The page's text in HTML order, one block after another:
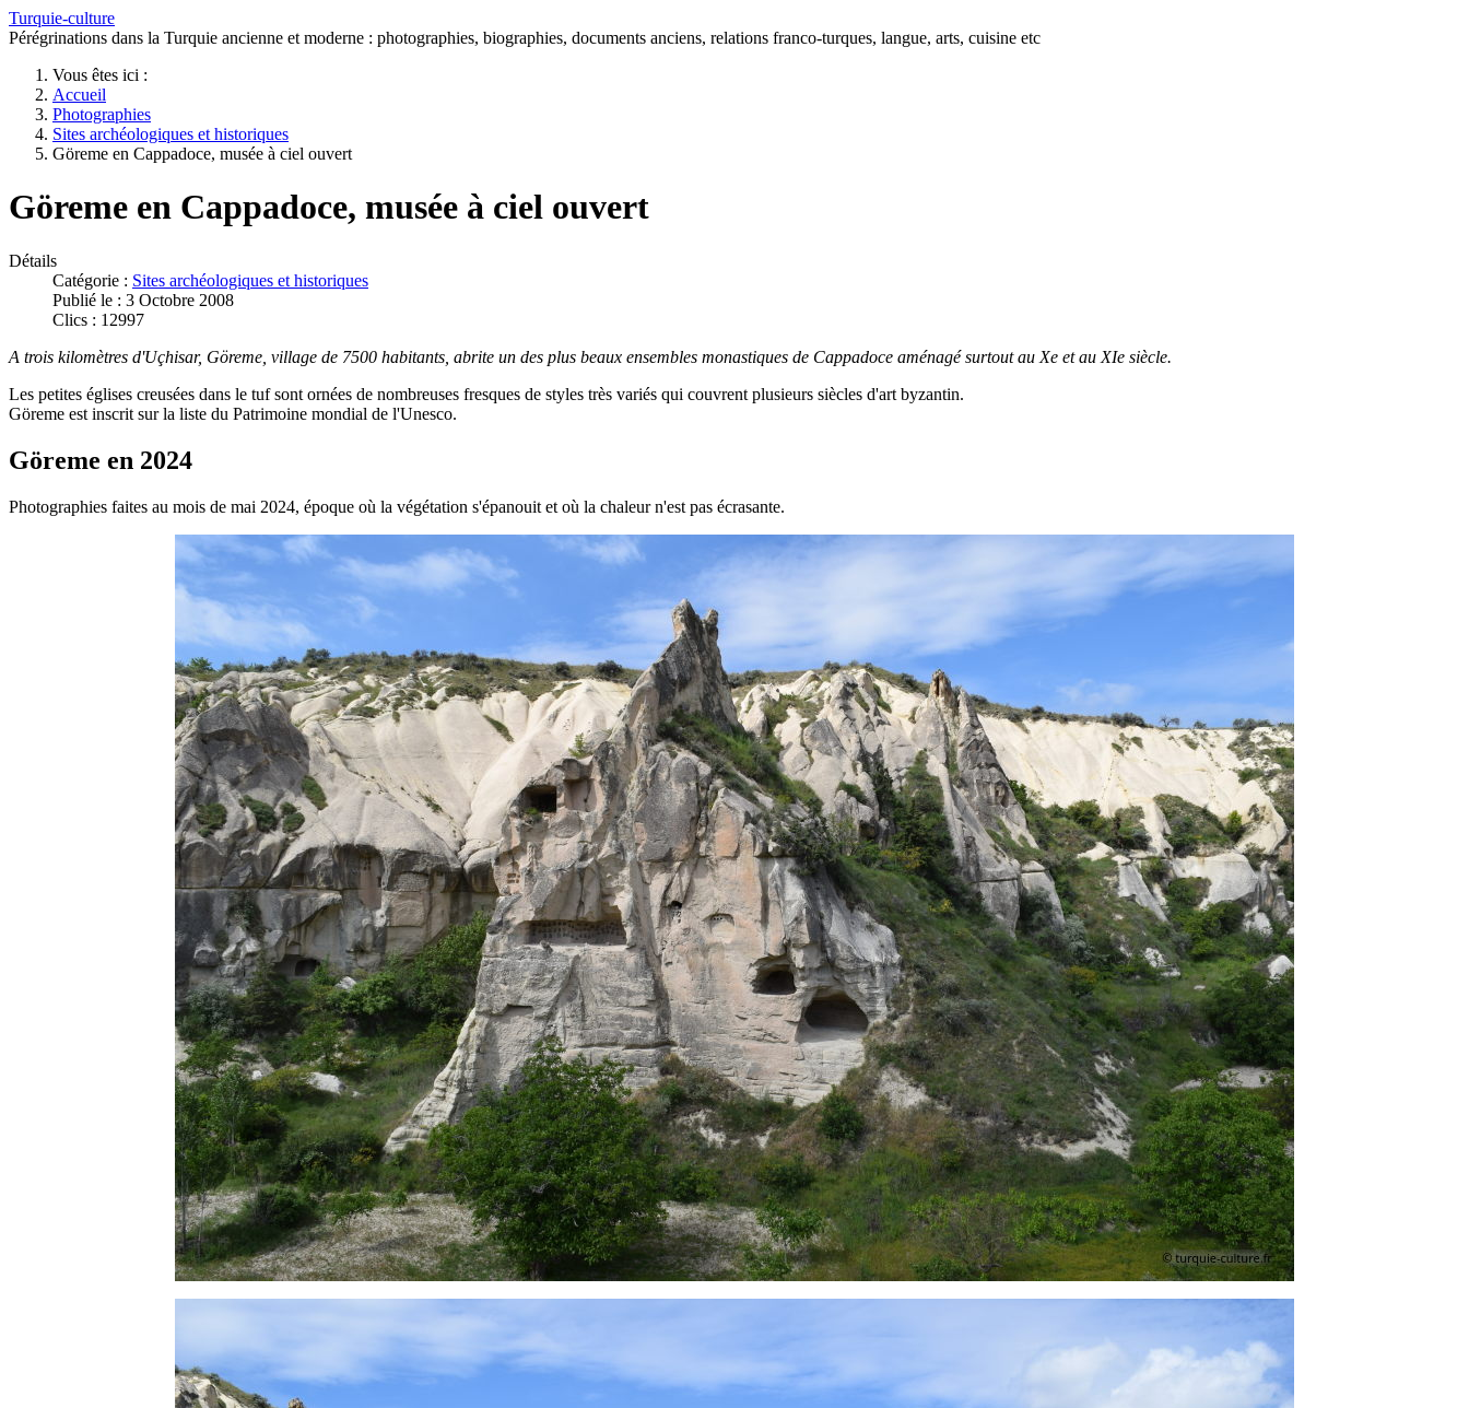
Turquie-culture
Pérégrinations dans la Turquie ancienne et moderne : photographies, biographies, documents anciens, relations franco-turques, langue, arts, cuisine etc
Vous êtes ici :
Accueil
Photographies
Sites archéologiques et historiques
Göreme en Cappadoce, musée à ciel ouvert
Göreme en Cappadoce, musée à ciel ouvert
Détails
Catégorie : Sites archéologiques et historiques
Publié le : 3 Octobre 2008
Clics : 12997
A trois kilomètres d'Uçhisar, Göreme, village de 7500 habitants, abrite un des plus beaux ensembles monastiques de Cappadoce aménagé surtout au Xe et au XIe siècle.
Les petites églises creusées dans le tuf sont ornées de nombreuses fresques de styles très variés qui couvrent plusieurs siècles d'art byzantin.
Göreme est inscrit sur la liste du Patrimoine mondial de l'Unesco.
Göreme en 2024
Photographies faites au mois de mai 2024, époque où la végétation s'épanouit et où la chaleur n'est pas écrasante.